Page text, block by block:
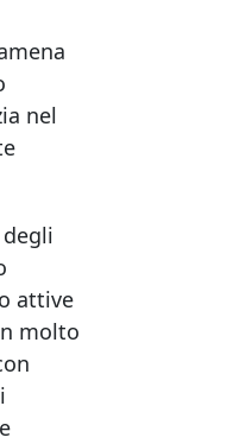
nel
attive
molto